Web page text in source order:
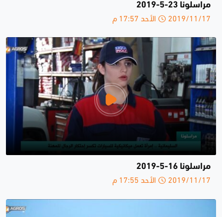
مراسلونا 23-5-2019
2019/11/17 الأحد 17:57 م
مراسلونا 16-5-2019
2019/11/17 الأحد 17:55 م